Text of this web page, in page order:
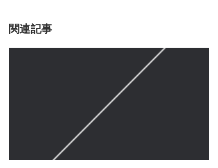
関連記事